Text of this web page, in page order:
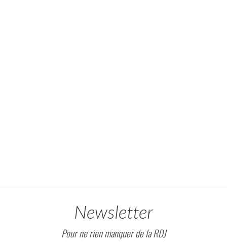
Newsletter
Pour ne rien manquer de la RDJ